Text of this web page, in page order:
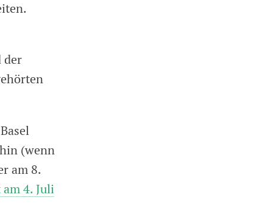
der
(wenn
am 8.
4. Juli